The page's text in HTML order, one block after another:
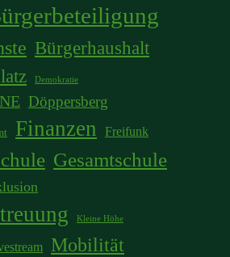
Bürgerhaushalt
Demokratie
Döppersberg
Finanzen Freifunk
Gesamtschule
Kleine Höhe
Mobilität